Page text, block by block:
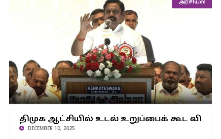
ல் அதிமுக ஆட்சி…. எந்த கொம்பனாலும் தடுக்க முடியாது –
பொதுக்குழுவில் எடப்பாடி பழனிசாமி சூளுரை..!
அரசியல்
திமுக ஆட்சியில் உடல் உறுப்பைக் கூட விட்டு
DECEMBER 10, 2025